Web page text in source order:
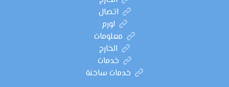
اتصال
لورم
معلومات
الخارج
خدمات
خدمات ساخنة